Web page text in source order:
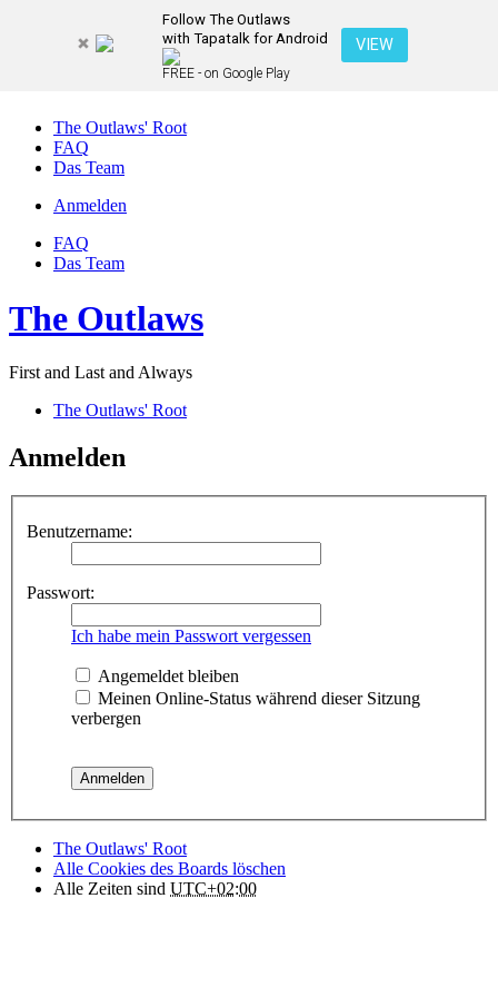
Follow The Outlaws
with Tapatalk for Android
FREE - on Google Play
VIEW
The Outlaws' Root
FAQ
Das Team
Anmelden
FAQ
Das Team
The Outlaws
First and Last and Always
The Outlaws' Root
Anmelden
Benutzername:
Passwort:
Ich habe mein Passwort vergessen
Angemeldet bleiben
Meinen Online-Status während dieser Sitzung
verbergen
The Outlaws' Root
Alle Cookies des Boards löschen
Alle Zeiten sind UTC+02:00